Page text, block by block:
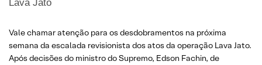
Lava Jato
Vale chamar atenção para os desdobramentos na próxima
semana da escalada revisionista dos atos da operação Lava Jato.
Após decisões do ministro do Supremo, Edson Fachin, de